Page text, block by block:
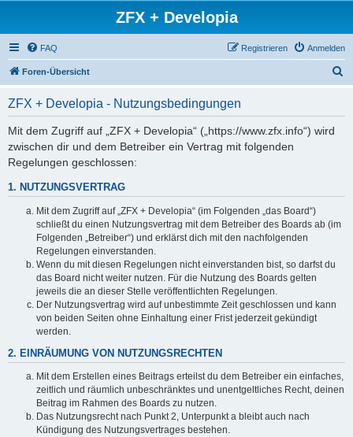
ZFX + Developia
FAQ Anmelden
Registrieren
Foren-Übersicht
ZFX + Developia - Nutzungsbedingungen
Mit dem Zugriff auf „ZFX + Developia“ („https://www.zfx.info“) wird
zwischen dir und dem Betreiber ein Vertrag mit folgenden
Regelungen geschlossen:
1. NUTZUNGSVERTRAG
Mit dem Zugriff auf „ZFX + Developia“ (im Folgenden „das Board“)
schließt du einen Nutzungsvertrag mit dem Betreiber des Boards ab (im
Folgenden „Betreiber“) und erklärst dich mit den nachfolgenden
Regelungen einverstanden.
Wenn du mit diesen Regelungen nicht einverstanden bist, so darfst du
das Board nicht weiter nutzen. Für die Nutzung des Boards gelten
jeweils die an dieser Stelle veröffentlichten Regelungen.
Der Nutzungsvertrag wird auf unbestimmte Zeit geschlossen und kann
von beiden Seiten ohne Einhaltung einer Frist jederzeit gekündigt
werden.
2. EINRÄUMUNG VON NUTZUNGSRECHTEN
Mit dem Erstellen eines Beitrags erteilst du dem Betreiber ein einfaches,
zeitlich und räumlich unbeschränktes und unentgeltliches Recht, deinen
Beitrag im Rahmen des Boards zu nutzen.
Das Nutzungsrecht nach Punkt 2, Unterpunkt a bleibt auch nach
Kündigung des Nutzungsvertrages bestehen.